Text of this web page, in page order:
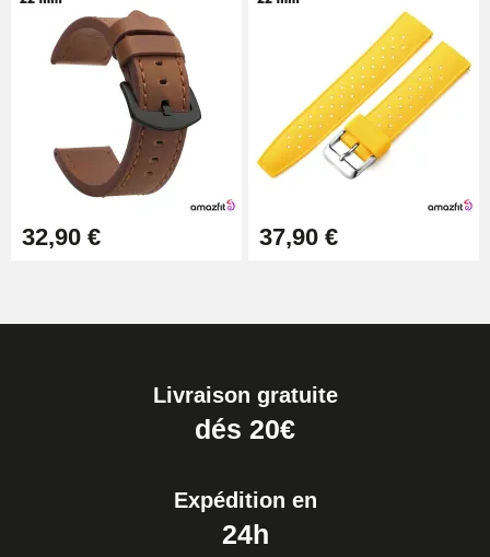
32,90 € 37,90 €
Livraison gratuite
dés 20€
Expédition en
24h